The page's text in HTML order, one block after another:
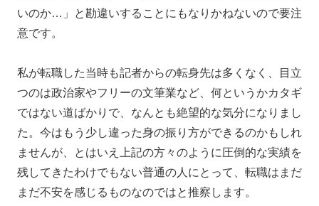
いのか…」と勘違いすることにもなりかねないので要注
意です。
私が転職した当時も記者からの転身先は多くなく、目立
つのは政治家やフリーの文筆業など、何というかカタギ
ではない道ばかりで、なんとも絶望的な気分になりまし
た。今はもう少し違った身の振り方ができるのかもしれ
ませんが、とはいえ上記の方々のように圧倒的な実績を
残してきたわけでもない普通の人にとって、転職はまだ
まだ不安を感じるものなのではと推察します。